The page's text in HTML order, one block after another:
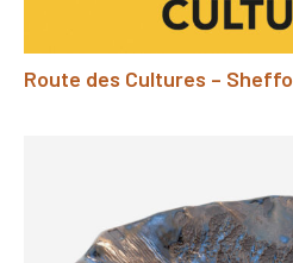
Route des Cultures –